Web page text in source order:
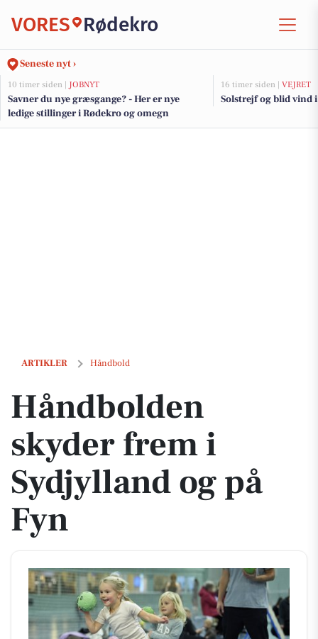
VORES Rødekro
Seneste nyt ›
10 timer siden | JOBNYT
Savner du nye græsgange? - Her er nye
ledige stillinger i Rødekro og omegn
16 timer siden | VEJRET
Solstrejf og blid vind
ARTIKLER Håndbold
Håndbolden skyder frem i Sydjylland og på Fyn
Håndbolden
skyder frem i
Sydjylland og på
Fyn